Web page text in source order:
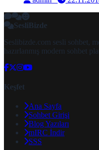
SesliBizde
Seslibizde.com sesli sohbet,
hazırlanmış modern sohbet
Keşfet
Ana Sayfa
Sohbet Girişi
Blog Yazıları
mIRC İndir
SSS